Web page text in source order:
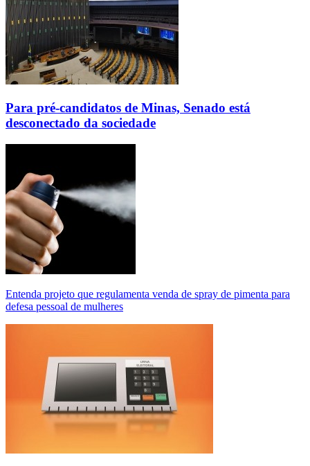
Para pré-candidatos de Minas, Senado está
desconectado da sociedade
Entenda projeto que regulamenta venda de spray de pimenta para
defesa pessoal de mulheres